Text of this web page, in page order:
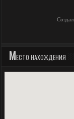
Создал
МЕСТО НАХОЖДЕНИЯ